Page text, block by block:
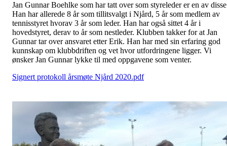
Jan Gunnar Boehlke som har tatt over som styreleder er en av
Han har allerede 8 år som tillitsvalgt i Njård, 5 år som medlem av
tennisstyret hvorav 3 år som leder. Han har også sittet 4 år i
hovedstyret, derav to år som nestleder. Klubben takker for at Jan
Gunnar tar over ansvaret etter Erik. Han har med sin erfaring god
kunnskap om klubbdriften og vet hvor utfordringene ligger. Vi
ønsker Jan Gunnar lykke til med oppgavene som venter.
Signert protokoll årsmøte Njård 2020.pdf